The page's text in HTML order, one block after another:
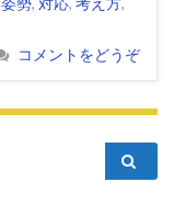
コメントをどうぞ